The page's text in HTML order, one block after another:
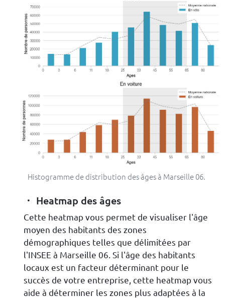
Histogramme de distribution des âges à Marseille 06.
Heatmap des âges
Cette heatmap vous permet de visualiser l'âge
moyen des habitants des zones
démographiques telles que délimitées par
l'INSEE à Marseille 06. Si l'âge des habitants
locaux est un facteur déterminant pour le
succès de votre entreprise, cette heatmap vous
aide à déterminer les zones plus adaptées à la